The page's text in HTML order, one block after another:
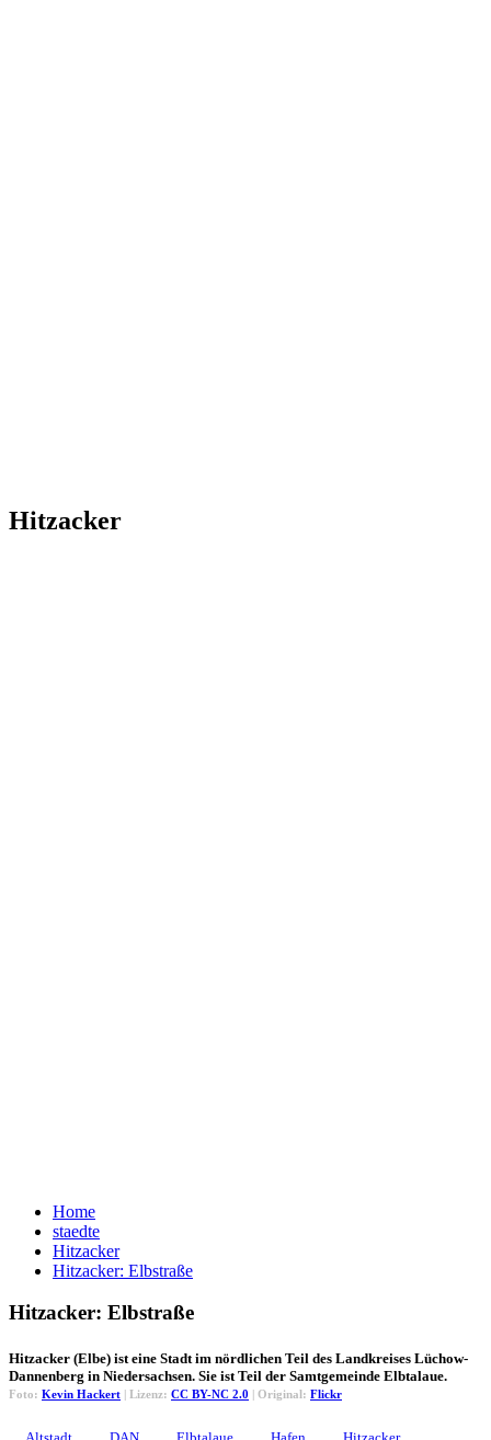
Hitzacker
Home
staedte
Hitzacker
Hitzacker: Elbstraße
Hitzacker: Elbstraße
Hitzacker (Elbe) ist eine Stadt im nördlichen Teil des Landkreises Lüchow-
Dannenberg in Niedersachsen. Sie ist Teil der Samtgemeinde Elbtalaue.
Foto: Kevin Hackert | Lizenz: CC BY-NC 2.0 | Original: Flickr